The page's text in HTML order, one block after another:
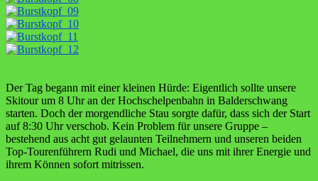
Der Tag begann mit einer kleinen Hürde: Eigentlich sollte unsere
Skitour um 8 Uhr an der Hochschelpenbahn in Balderschwang
starten. Doch der morgendliche Stau sorgte dafür, dass sich der Start
auf 8:30 Uhr verschob. Kein Problem für unsere Gruppe –
bestehend aus acht gut gelaunten Teilnehmern und unseren beiden
Top-Tourenführern Rudi und Michael, die uns mit ihrer Energie und
ihrem Können sofort mitrissen.